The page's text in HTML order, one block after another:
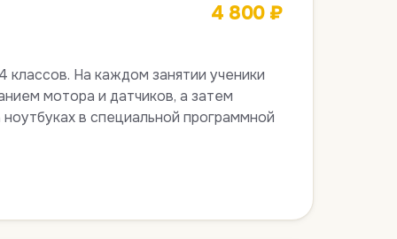
4 800 ₽
классов. На каждом занятии ученики
мотора и датчиков, а затем
в специальной программной